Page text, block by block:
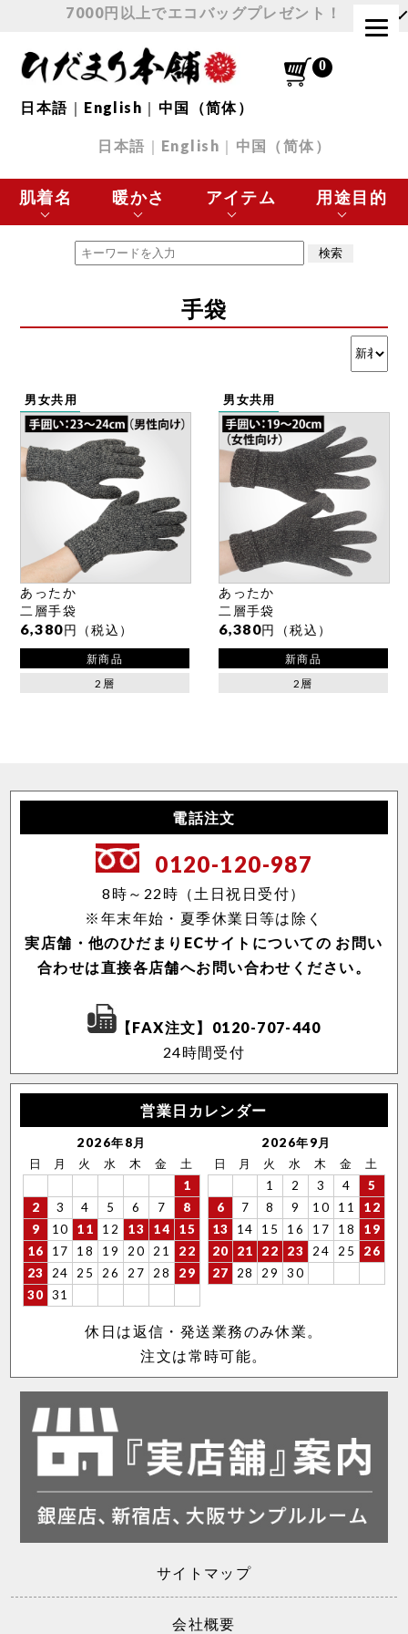
7000円以上でエコバッグプレゼント！
日本語 ｜ English ｜ 中国（简体）
日本語 ｜ English ｜ 中国（简体）
肌着名
エベレスト
極・頂
Washicool商品
JAXAコラボ商品
全商品一覧
暖かさ
最高に暖かい
涼しい
全商品一覧
アイテム
肌着 トップス
靴下
アウター
その他
全商品一覧
用途目的
極寒の環境に最適
温活・ヘルスケア
全商品一覧
手袋
男女共用
あったか
二層手袋
6,380円（税込）
新商品
2層
男女共用
あったか
二層手袋
6,380円（税込）
新商品
2層
電話注文
0120-120-987
8時～22時（土日祝日受付）
※年末年始・夏季休業日等は除く
実店舗・他のひだまりECサイトについての お問い
合わせは直接各店舗へお問い合わせください。
【FAX注文】0120-707-440
24時間受付
営業日カレンダー
2026年8月
日
月 火 水 木 金
土
1
2
3 4 5 6 7
8
9
10 11 12 13 14
15
16
17 18 19 20 21
22
23
24 25 26 27 28
29
30
31
2026年9月
日
月 火 水 木 金
土
1
2 3 4
5
6
7 8 9 10 11
12
13
14 15 16 17 18
19
20
21 22 23 24 25
26
27
28 29 30
休日は返信・発送業務のみ休業。
注文は常時可能。
サイトマップ
会社概要